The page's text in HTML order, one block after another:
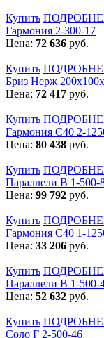
Купить
Гармония 2-300-17
Цена: 72 636 руб.
Купить
Бриз Нерж
Цена: 72 417 руб.
Купить
Гармония С40 2-
Цена: 80 438 руб.
Купить
Параллели В 1-500-
Цена: 99 792 руб.
Купить
Гармония С40 1-
Цена: 33 206 руб.
Купить
Параллели В 1-500-
Цена: 52 632 руб.
Купить
Соло Г 2-500-46